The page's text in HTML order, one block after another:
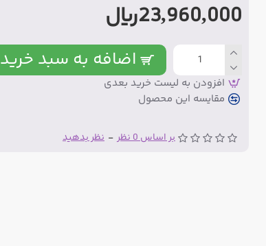
بر اساس 0 نظر - نظر بدهید
23,960,000ریال
اضافه به سبد خرید
افزودن به لیست خرید بعدی
مقایسه این محصول